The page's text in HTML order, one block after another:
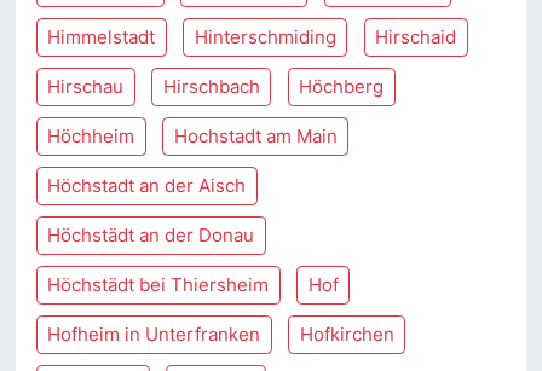
Himmelstadt Hinterschmiding Hirschaid
Hirschau Hirschbach Höchberg
Höchheim Hochstadt am Main
Höchstadt an der Aisch
Höchstädt an der Donau
Höchstädt bei Thiersheim Hof
Hofheim in Unterfranken Hofkirchen